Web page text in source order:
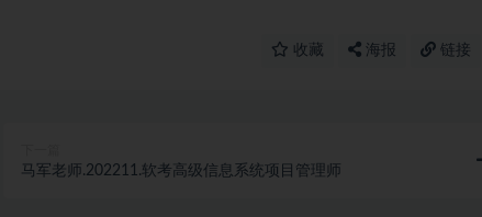
收藏 海报 链接
马军老师.202211.软考高级信息系统项目管理师